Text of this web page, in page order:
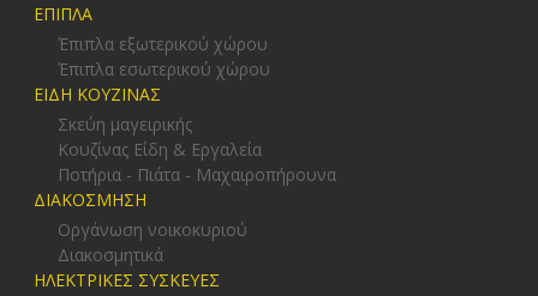
ΕΠΙΠΛΑ
Έπιπλα εξωτερικού χώρου
Έπιπλα εσωτερικού χώρου
ΕΙΔΗ ΚΟΥΖΙΝΑΣ
Σκεύη μαγειρικής
Κουζίνας Είδη & Εργαλεία
Ποτήρια - Πιάτα - Μαχαιροπήρουνα
ΔΙΑΚΟΣΜΗΣΗ
Οργάνωση νοικοκυριού
Διακοσμητικά
ΗΛΕΚΤΡΙΚΕΣ ΣΥΣΚΕΥΕΣ